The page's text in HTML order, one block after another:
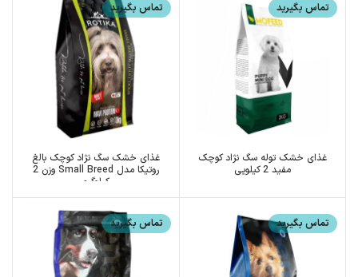
تماس بگیرید
غذای خشک توله سگ نژاد کوچک
مفید 2 کیلویی
تماس بگیرید
غذای خشک سگ نژاد کوچک بالغ
روتیکا مدل Small Breed وزن 2
کیلوگرم
تماس بگیرید تماس بگیرید